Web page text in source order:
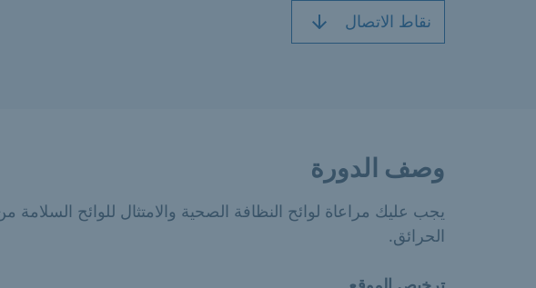
نقاط الاتصال
وصف الدورة
يجب عليك مراعاة لوائح النظافة الصحية والامتثال للوائح السلامة
الحرائق.